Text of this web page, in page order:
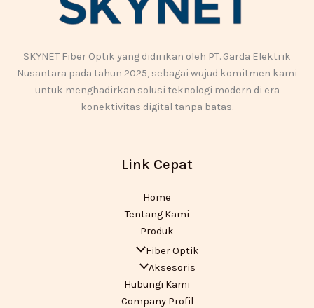
SKYNET Fiber Optik yang didirikan oleh PT. Garda Elektrik
Nusantara pada tahun 2025, sebagai wujud komitmen kami
untuk menghadirkan solusi teknologi modern di era
konektivitas digital tanpa batas.
Link Cepat
Home
Tentang Kami
Produk
Fiber Optik
Aksesoris
Hubungi Kami
Company Profil